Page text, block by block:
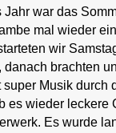
Jahr war das
mal wieder
wir
danach brachten
super Musik durch
es wieder leckere
Es wurde